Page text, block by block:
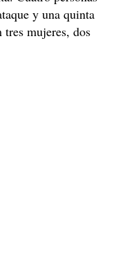
y una quinta
tres mujeres, dos